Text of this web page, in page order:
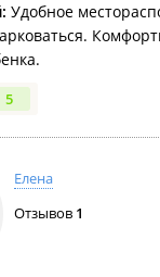
Удобное
5
Елена
Отзывов 1